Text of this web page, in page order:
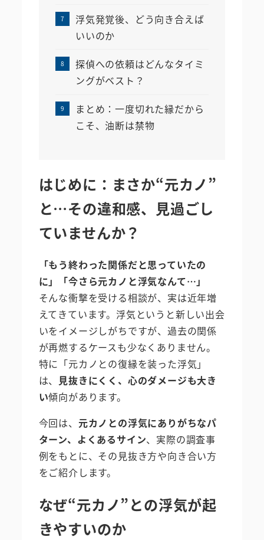
浮気発覚後、どう向き合えば
いいのか
探偵への依頼はどんなタイミ
ングがベスト？
まとめ：一度切れた縁だから
こそ、油断は禁物
はじめに：まさか“元カノ”
と…その違和感、見過ごし
ていませんか？
「もう終わった関係だと思っていたの
に」「今さら元カノと浮気なんて…」
そんな衝撃を受ける相談が、実は近年増
えてきています。浮気というと新しい出会
いをイメージしがちですが、過去の関係
が再燃するケースも少なくありません。
特に「元カノとの復縁を装った浮気」
は、 見抜きにくく、心のダメージも大き
い傾向があります。
今回は、 元カノとの浮気にありがちなパ
ターン、よくあるサイン、実際の調査事
例をもとに、その見抜き方や向き合い方
をご紹介します。
なぜ“元カノ”との浮気が起
きやすいのか